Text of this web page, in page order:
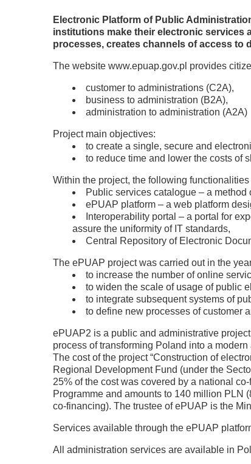
Electronic Platform of Public
institutions make their electronic services
processes, creates channels of access to
The website www.epuap.gov.pl provides
customer to administrations (C2A),
business to administration (B2A),
administration to administration (A2A)
Project main objectives:
to create a single, secure and
to reduce time and lower the costs of
Within the project, the following
Public services catalogue – a
ePUAP platform – a web platform
Interoperability portal – a portal for
assure the uniformity of IT standards,
Central Repository of Electronic
The ePUAP project was carried out in the
to increase the number of online
to widen the scale of usage of public
to integrate subsequent systems of
to define new processes of customer
ePUAP2 is a public and administrative
process of transforming Poland into a
The cost of the project “Construction of
Regional Development Fund (under the
25% of the cost was covered by a national
Programme and amounts to 140 million PLN
co-financing). The trustee of ePUAP is the
Services available through the ePUAP
All administration services are available in